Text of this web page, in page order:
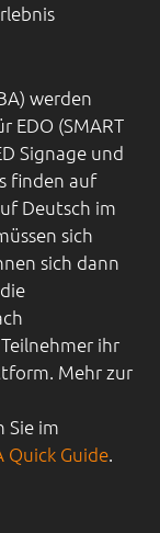
werden
EDO (SMART
Signage und
finden auf
Deutsch im
sich
sich dann
ihr
Mehr zur
Sie im
Quick Guide.